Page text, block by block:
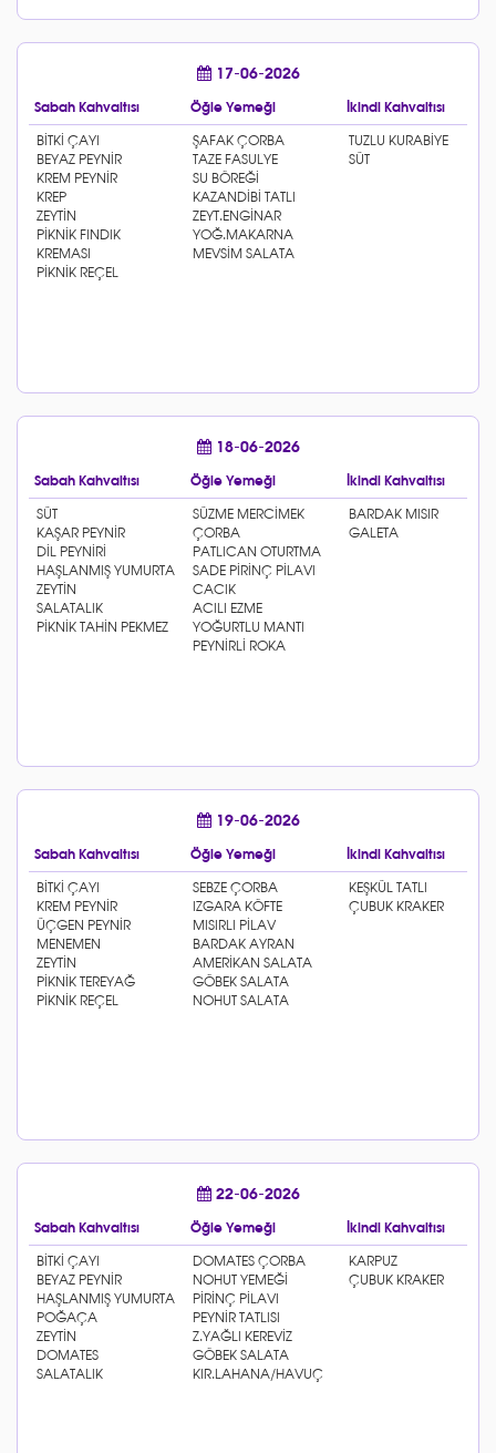
17-06-2026
Sabah Kahvaltısı Öğle Yemeği İkindi Kahvaltısı
18-06-2026
Sabah Kahvaltısı Öğle Yemeği İkindi Kahvaltısı
19-06-2026
Sabah Kahvaltısı Öğle Yemeği İkindi Kahvaltısı
22-06-2026
Sabah Kahvaltısı Öğle Yemeği İkindi Kahvaltısı